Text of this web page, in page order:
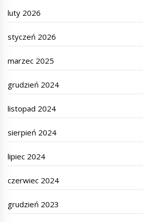
luty 2026
styczeń 2026
marzec 2025
grudzień 2024
listopad 2024
sierpień 2024
lipiec 2024
czerwiec 2024
grudzień 2023